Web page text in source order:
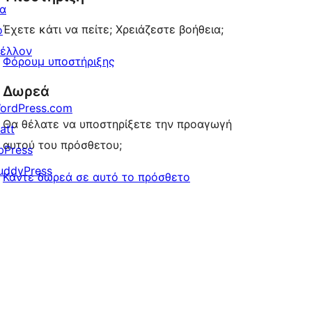
Έχετε κάτι να πείτε; Χρειάζεστε βοήθεια;
Φόρουμ υποστήριξης
Δωρεά
Θα θέλατε να υποστηρίξετε την προαγωγή
αυτού του πρόσθετου;
Κάντε δωρεά σε αυτό το πρόσθετο